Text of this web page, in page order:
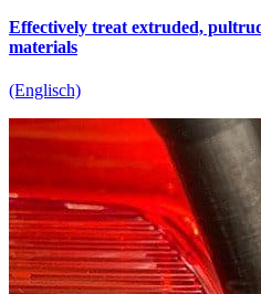
Effectively treat extruded,
materials
(Englisch)